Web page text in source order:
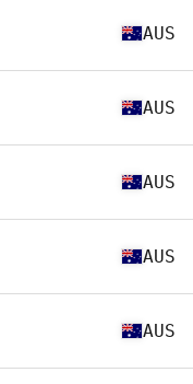
AUS
AUS
AUS
AUS
AUS